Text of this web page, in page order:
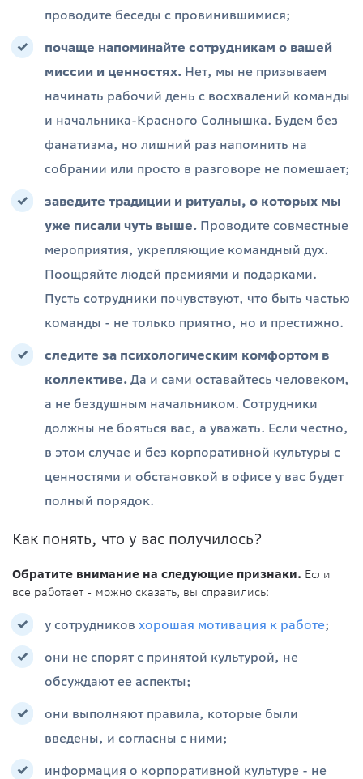
проводите беседы с провинившимися;
почаще напоминайте сотрудникам о вашей
миссии и ценностях. Нет, мы не призываем
начинать рабочий день с восхвалений команды
и начальника-Красного Солнышка. Будем без
фанатизма, но лишний раз напомнить на
собрании или просто в разговоре не помешает;
заведите традиции и ритуалы, о которых мы
уже писали чуть выше. Проводите совместные
мероприятия, укрепляющие командный дух.
Поощряйте людей премиями и подарками.
Пусть сотрудники почувствуют, что быть частью
команды - не только приятно, но и престижно.
следите за психологическим комфортом в
коллективе. Да и сами оставайтесь человеком,
а не бездушным начальником. Сотрудники
должны не бояться вас, а уважать. Если честно,
в этом случае и без корпоративной культуры с
ценностями и обстановкой в офисе у вас будет
полный порядок.
Как понять, что у вас получилось?
Обратите внимание на следующие признаки. Если
все работает - можно сказать, вы справились:
у сотрудников хорошая мотивация к работе;
они не спорят с принятой культурой, не
обсуждают ее аспекты;
они выполняют правила, которые были
введены, и согласны с ними;
информация о корпоративной культуре - не